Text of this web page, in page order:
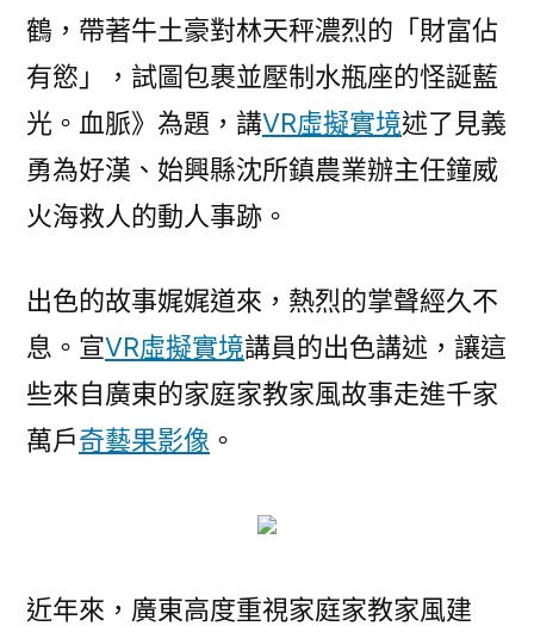
鶴，帶著牛土豪對林天秤濃烈的「財富佔
有慾」，試圖包裹並壓制水瓶座的怪誕藍
光。血脈》為題，講VR虛擬實境述了見義
勇為好漢、始興縣沈所鎮農業辦主任鐘威
火海救人的動人事跡。
出色的故事娓娓道來，熱烈的掌聲經久不
息。宣VR虛擬實境講員的出色講述，讓這
些來自廣東的家庭家教家風故事走進千家
萬戶奇藝果影像 。
近年來，廣東高度重視家庭家教家風建